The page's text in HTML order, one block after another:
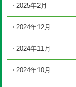
2025年2月
2024年12月
2024年11月
2024年10月